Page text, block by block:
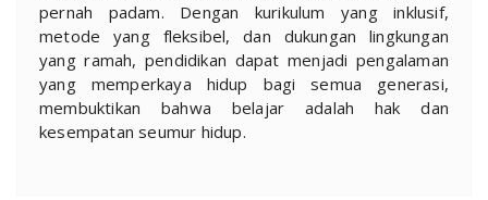
pernah padam. Dengan kurikulum yang inklusif,
metode yang fleksibel, dan dukungan lingkungan
yang ramah, pendidikan dapat menjadi pengalaman
yang memperkaya hidup bagi semua generasi,
membuktikan bahwa belajar adalah hak dan
kesempatan seumur hidup.